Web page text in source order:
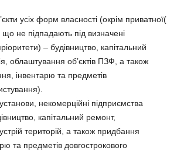
усіх форм власності (окрім приватної(
не підпадають під визначені
– будівництво, капітальний
облаштування об’єктів ПЗФ, а також
інвентарю та предметів
некомерційні підприємства
капітальний ремонт,
територій, а також придбання
та предметів довгострокового